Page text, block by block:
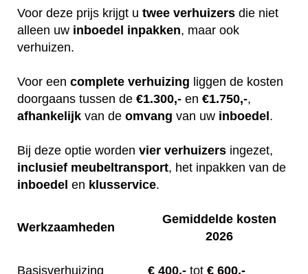
Voor deze prijs krijgt u twee verhuizers die niet
alleen uw inboedel inpakken, maar ook
verhuizen.
Voor een complete verhuizing liggen de kosten
doorgaans tussen de €1.300,- en €1.750,-,
afhankelijk van de omvang van uw inboedel .
Bij deze optie worden vier verhuizers ingezet,
inclusief meubeltransport, het inpakken van de
inboedel en klusservice.
Werkzaamheden
Gemiddelde kosten
2026
Basisverhuizing € 400,- tot € 600,-